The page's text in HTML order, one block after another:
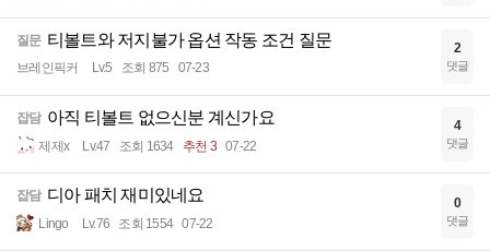
질문 티볼트와 저지불가 옵션 작동 조건 질문
브레인픽커 Lv.5 조회 875 07-23
2
댓글
잡담 아직 티볼트 없으신분 계신가요
제제x Lv.47 조회 1634 추천 3 07-22
4
댓글
잡담 디아 패치 재미있네요
Lingo Lv.76 조회 1554 07-22
0
댓글